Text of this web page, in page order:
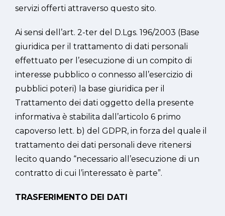
servizi offerti attraverso questo sito.
Ai sensi dell’art. 2-ter del D.Lgs. 196/2003 (Base
giuridica per il trattamento di dati personali
effettuato per l’esecuzione di un compito di
interesse pubblico o connesso all’esercizio di
pubblici poteri) la base giuridica per il
Trattamento dei dati oggetto della presente
informativa è stabilita dall’articolo 6 primo
capoverso lett. b) del GDPR, in forza del quale il
trattamento dei dati personali deve ritenersi
lecito quando “necessario all’esecuzione di un
contratto di cui l’interessato è parte”.
TRASFERIMENTO DEI DATI